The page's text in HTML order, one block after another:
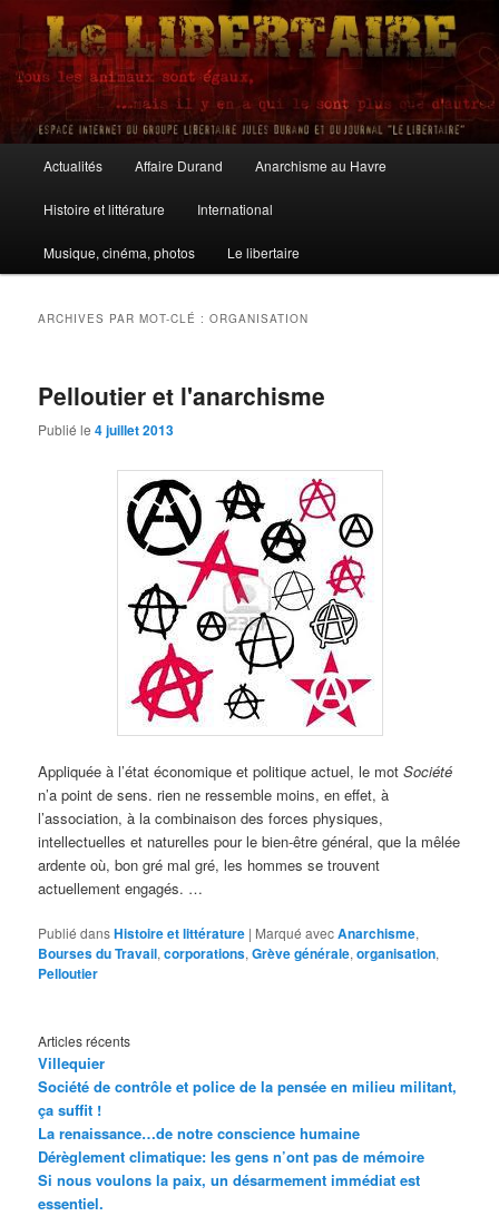
Aller
contenu
principal
Aller
contenu
secondaire
Le Libertaire
principal
Actualités Affaire Durand Anarchisme au Havre
Histoire et littérature International
Musique, cinéma, photos Le libertaire
ARCHIVES PAR MOT-CLÉ :ORGANISATION
Pelloutier et l'anarchisme
Publié le4 juillet 2013
Appliquée à l’état économique et politique actuel, le motSociété
n’a point de sens. rien ne ressemble moins, en effet, à
l’association, à la combinaison des forces physiques,
intellectuelles et naturelles pour le bien-être général, que la mêlée
ardente où, bon gré mal gré, les hommes se trouvent
actuellement engagés. …
Publié dansHistoire et littérature | Marqué avecAnarchisme,
Bourses du Travail,corporations,Grève générale,organisation,
Pelloutier
Articles récents
Villequier
Société de contrôle et police de la pensée en milieu militant,
ça suffit !
La renaissance…de notre conscience humaine
Dérèglement climatique: les gens n’ont pas de mémoire
Si nous voulons la paix, un désarmement immédiat est
essentiel.